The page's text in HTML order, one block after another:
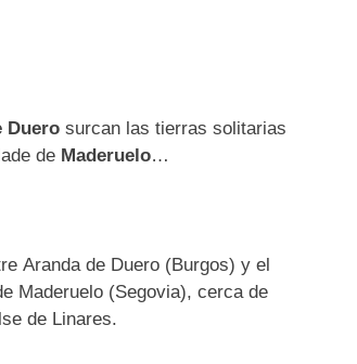
Duerosurcan las tierras solitarias
de Maderuelo…
Aranda de Duero (Burgos) y el
Maderuelo (Segovia), cerca de
de Linares.